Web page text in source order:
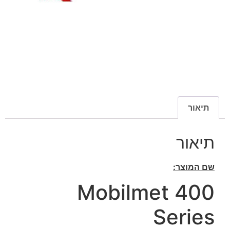
תיאור
תיאור
שם המוצר:
Mobilmet 400
Series